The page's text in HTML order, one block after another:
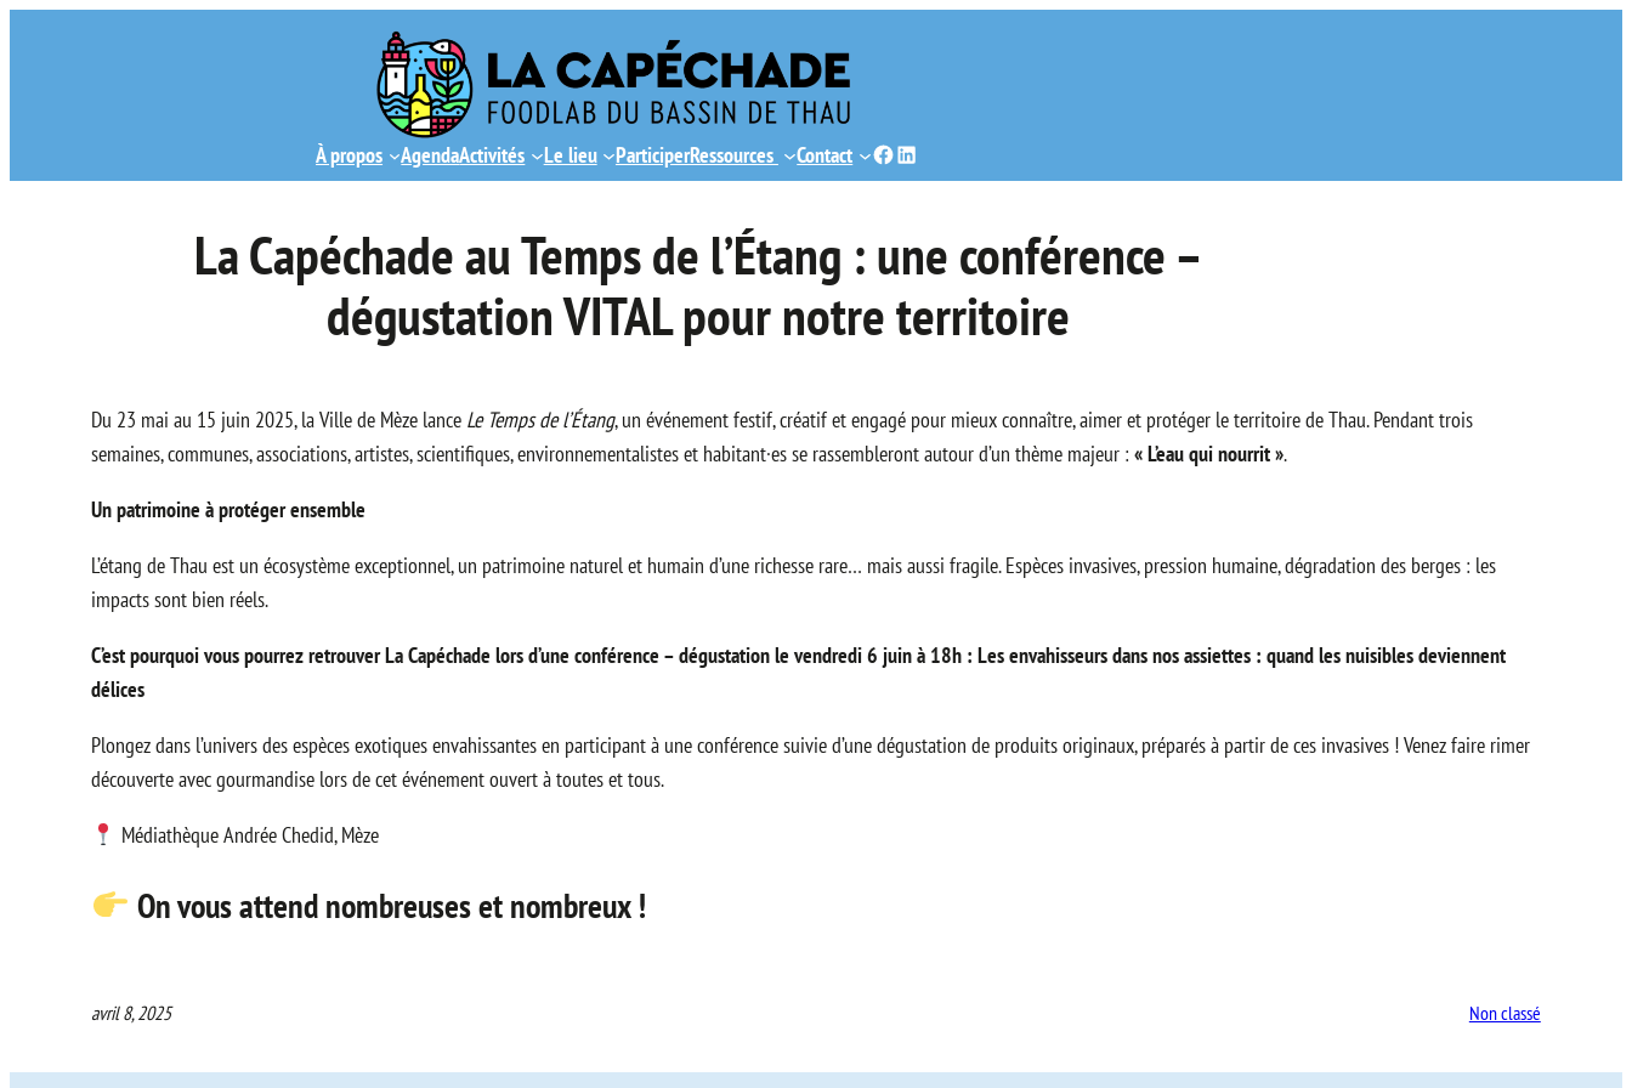
À propos AgendaActivités Le lieu ParticiperRessources Contact Facebook
LinkedIn
La Capéchade au Temps de l’Étang : une conférence –
dégustation VITAL pour notre territoire
Du 23 mai au 15 juin 2025, la Ville de Mèze lance Le Temps de l’Étang, un événement festif, créatif et engagé pour mieux connaître, aimer et protéger le territoire de Thau. Pendant trois
semaines, communes, associations, artistes, scientifiques, environnementalistes et habitant·es se rassembleront autour d’un thème majeur :« L’eau qui nourrit ».
Un patrimoine à protéger ensemble
L’étang de Thau est un écosystème exceptionnel, un patrimoine naturel et humain d’une richesse rare… mais aussi fragile. Espèces invasives, pression humaine, dégradation des berges : les
impacts sont bien réels.
C’est pourquoi vous pourrez retrouverLa Capéchade lors d’uneconférence – dégustationlevendredi 6 juin à 18h : Les envahisseurs dans nos assiettes : quand les nuisibles deviennent
délices
Plongez dans l’univers des espèces exotiques envahissantes en participant à une conférence suivie d’une dégustation de produits originaux, préparés à partir de ces invasives ! Venez faire rimer
découverte avec gourmandise lors de cet événement ouvert à toutes et tous.
Médiathèque Andrée Chedid, Mèze
On vous attend nombreuses et nombreux !
avril 8, 2025 Non classé